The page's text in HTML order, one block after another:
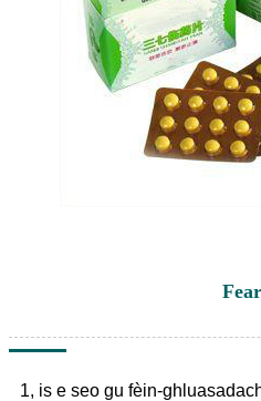
1, is e seo gu fèin-